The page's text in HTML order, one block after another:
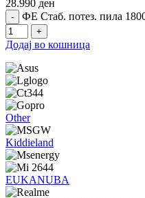
28.990 ден
ФЕ Стаб. потез. пила
Додај во кошница
Other
Kiddieland
EUKANUBA